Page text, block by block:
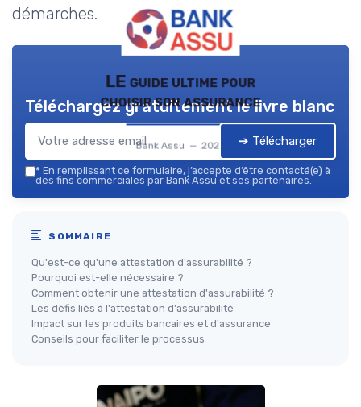
démarches.
LE guide ultime pour
choisir son assurance
Bank Assu — 2026
Téléchargez gratuitement le livre blanc
➔ Télécharger
* En remplissant ce formulaire, j’accepte d’être contacté(e) à
des fins commerciales par Bank Assu et ses partenaires.
SOMMAIRE
Qu'est-ce qu'une attestation d'assurabilité ?
Pourquoi est-elle nécessaire ?
Comment obtenir une attestation d'assurabilité ?
Les défis liés à l'attestation d'assurabilité
Impact sur les produits bancaires et d'assurance
Conseils pour faciliter le processus